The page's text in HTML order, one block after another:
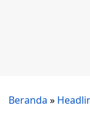
Beranda »